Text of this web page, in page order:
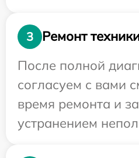
3
Ремонт
После полной
согласуем с вами
время ремонта и
устранением